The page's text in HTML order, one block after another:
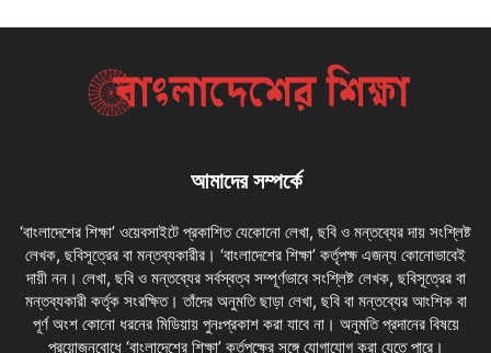
আমাদের সম্পর্কে
‘বাংলাদেশের শিক্ষা’ ওয়েবসাইটে প্রকাশিত যেকোনো লেখা, ছবি ও মন্তব্যের দায় সংশ্লিষ্ট
লেখক, ছবিসূত্রের বা মন্তব্যকারীর। ‘বাংলাদেশের শিক্ষা’ কর্তৃপক্ষ এজন্য কোনোভাবেই
দায়ী নন। লেখা, ছবি ও মন্তব্যের সর্বস্বত্ব সম্পূর্ণভাবে সংশ্লিষ্ট লেখক, ছবিসূত্রের বা
মন্তব্যকারী কর্তৃক সংরক্ষিত। তাঁদের অনুমতি ছাড়া লেখা, ছবি বা মন্তব্যের আংশিক বা
পূর্ণ অংশ কোনো ধরনের মিডিয়ায় পুনঃপ্রকাশ করা যাবে না। অনুমতি প্রদানের বিষয়ে
প্রয়োজনবোধে ‘বাংলাদেশের শিক্ষা’ কর্তৃপক্ষের সঙ্গে যোগাযোগ করা যেতে পারে।